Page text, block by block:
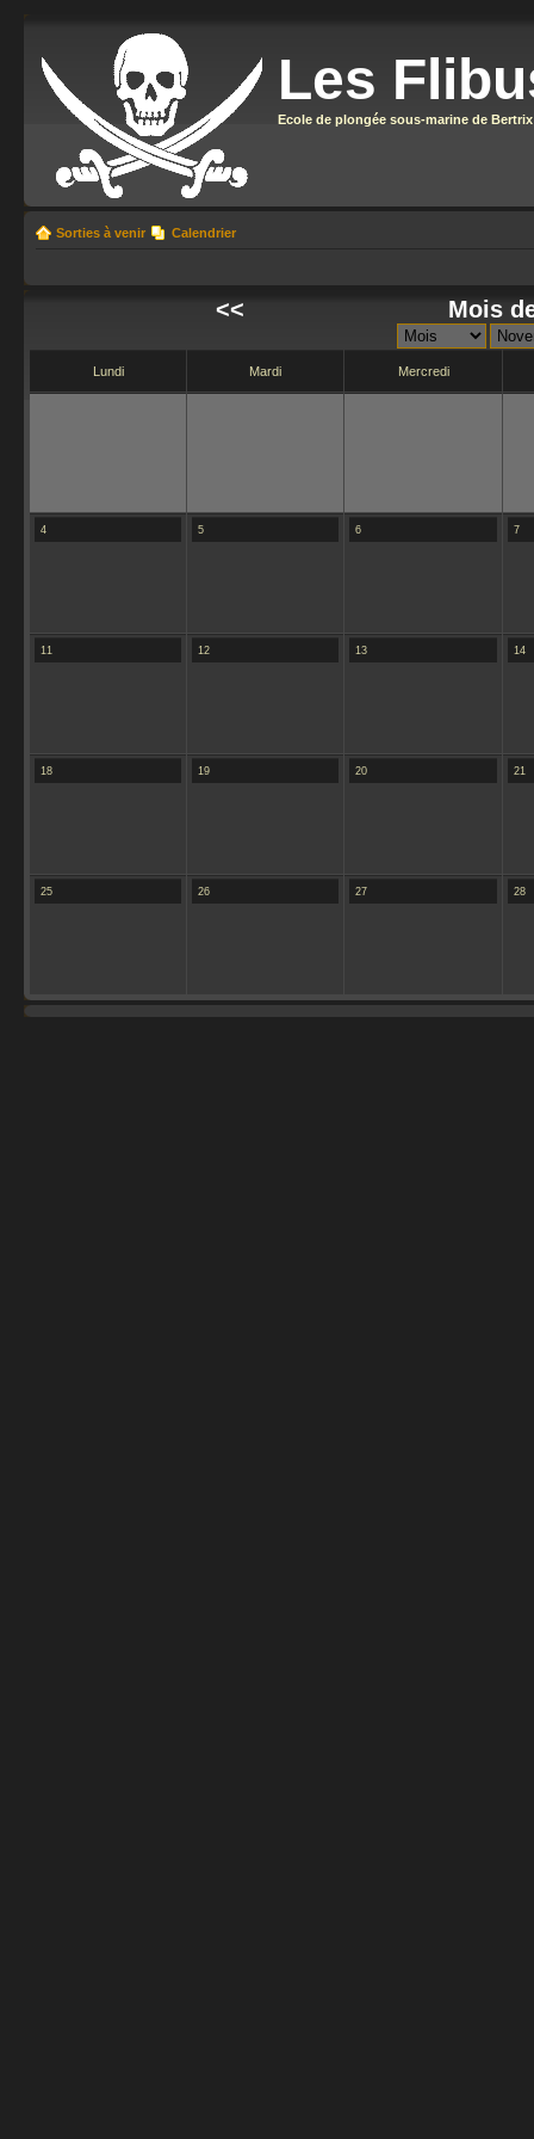
Les
Ecole de plongée sous-marine de Bertrix
Sorties à venir Calendrier
<< Mois
Lundi Mardi Mercredi
4 5 6 7
11 12 13 14
18 19 20 21
25 26 27 28